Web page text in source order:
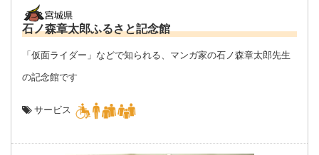
石ノ森章太郎ふるさと記念館
「仮面ライダー」などで知られる、マンガ家の石ノ森章太郎先生
の記念館です
サービス